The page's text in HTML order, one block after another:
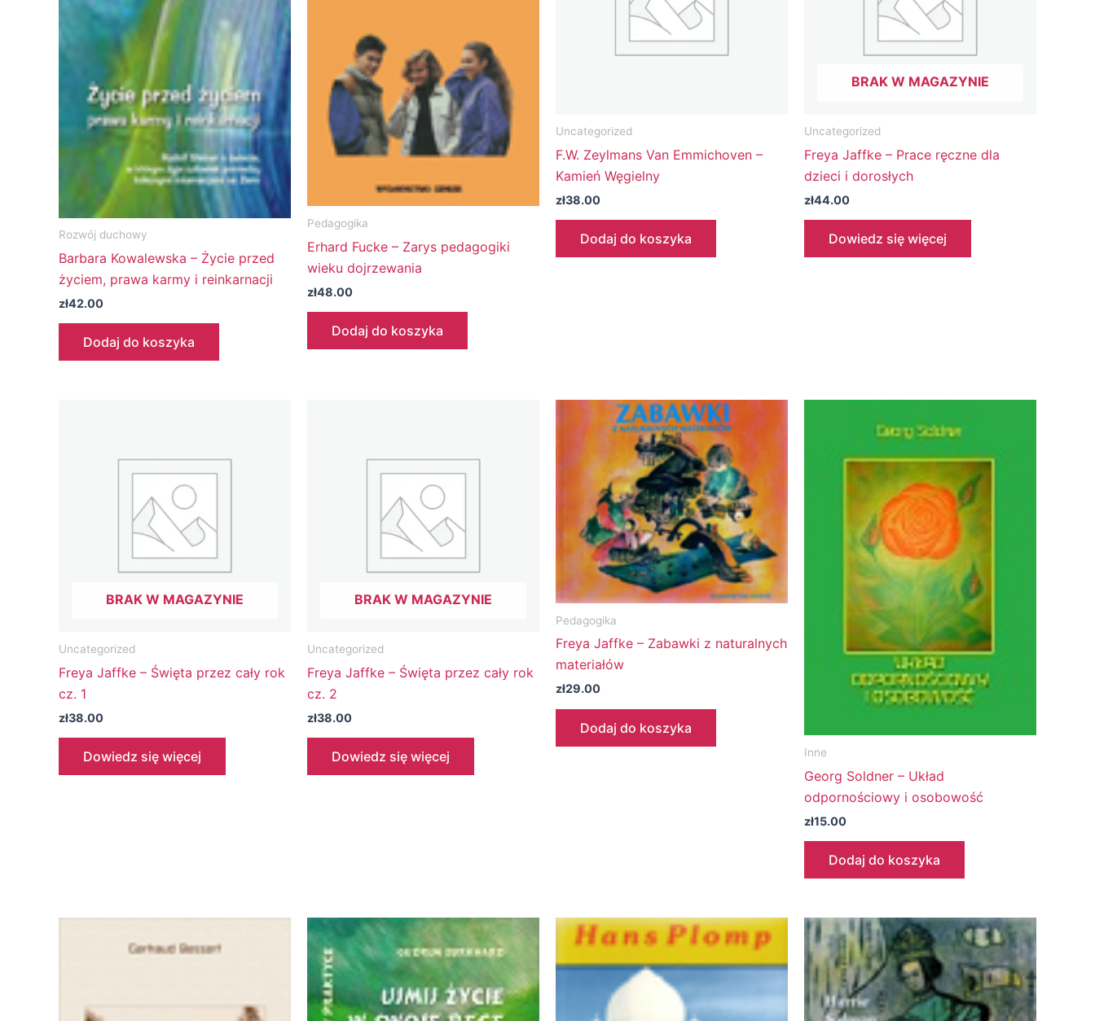
Rozwój duchowy
Barbara Kowalewska – Życie przed
życiem, prawa karmy i reinkarnacji
zł42.00
Dodaj do koszyka
Pedagogika
Erhard Fucke – Zarys pedagogiki
wieku dojrzewania
zł48.00
Dodaj do koszyka
Uncategorized
F.W. Zeylmans Van Emmichoven –
Kamień Węgielny
zł38.00
Dodaj do koszyka
BRAK W MAGAZYNIE
Uncategorized
Freya Jaffke – Prace ręczne dla
dzieci i dorosłych
zł44.00
Dowiedz się więcej
BRAK W MAGAZYNIE
Uncategorized
Freya Jaffke – Święta przez cały rok
cz. 1
zł38.00
Dowiedz się więcej
BRAK W MAGAZYNIE
Uncategorized
Freya Jaffke – Święta przez cały rok
cz. 2
zł38.00
Dowiedz się więcej
Pedagogika
Freya Jaffke – Zabawki z naturalnych
materiałów
zł29.00
Dodaj do koszyka
Inne
Georg Soldner – Układ
odpornościowy i osobowość
zł15.00
Dodaj do koszyka